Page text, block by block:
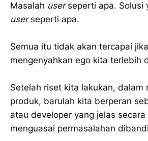
Masalah userseperti apa. Solusi
userseperti apa.
Semua itu tidak akan tercapai
mengenyahkan ego kita terlebih
Setelah riset kita lakukan, dalam
produk, barulah kita berperan
atau developer yang jelas
menguasai permasalahan